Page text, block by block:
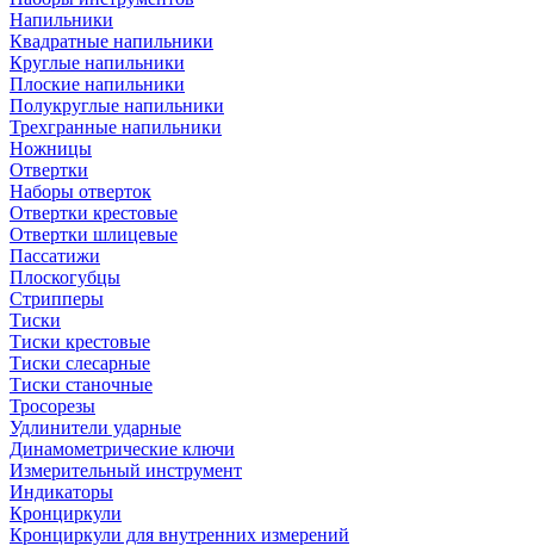
Напильники
Квадратные напильники
Круглые напильники
Плоские напильники
Полукруглые напильники
Трехгранные напильники
Ножницы
Отвертки
Наборы отверток
Отвертки крестовые
Отвертки шлицевые
Пассатижи
Плоскогубцы
Стрипперы
Тиски
Тиски крестовые
Тиски слесарные
Тиски станочные
Тросорезы
Удлинители ударные
Динамометрические ключи
Измерительный инструмент
Индикаторы
Кронциркули
Кронциркули для внутренних измерений